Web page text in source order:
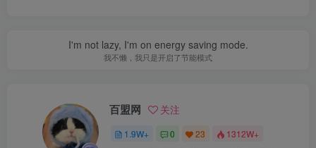
I'm not lazy, I'm on energy saving mode.
我不懒，我只是开启了节能模式
百盟网 关注
1.9W+ 0 23 1312W+